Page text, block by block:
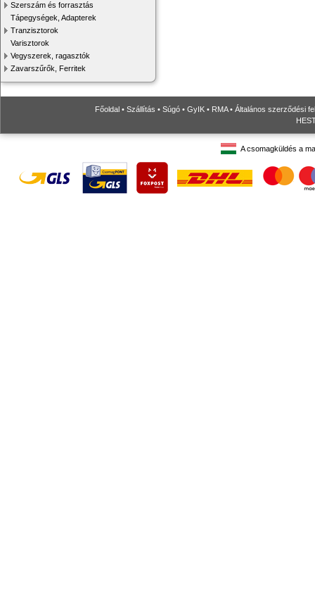
Szerszám és forrasztás
Tápegységek, Adapterek
Tranzisztorok
Varisztorok
Vegyszerek, ragasztók
Zavarszűrők, Ferritek
Főoldal • Szállítás • Súgó • GyIK • RMA• Általános szerződési
A csomagküldés a